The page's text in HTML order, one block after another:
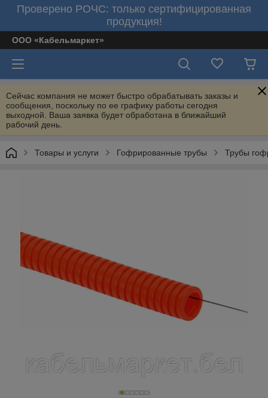
Проверено РОЧС: только сертифицированная
продукция!
ООО «Кабельмаркет»
Сейчас компания не может быстро обрабатывать заказы и
сообщения, поскольку по ее графику работы сегодня
выходной. Ваша заявка будет обработана в ближайший
рабочий день.
Товары и услуги Гофрированные трубы Трубы